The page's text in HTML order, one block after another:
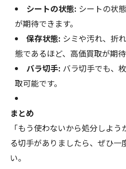
シートの状態: シートの状
が期待できます。
保存状態: シミや汚れ、折
態であるほど、高価買取が期待
バラ切手: バラ切手でも、
取可能です。
まとめ
「もう使わないから処分しよ
る切手がありましたら、ぜひ一
い。